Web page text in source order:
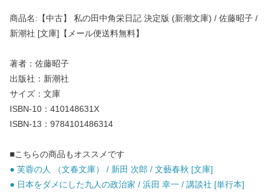
商品名:【中古】 私の田中角栄日記 決定版 (新潮文庫) / 佐藤昭子 /
新潮社 [文庫]【メール便送料無料】
著者：佐藤昭子
出版社：新潮社
サイズ：文庫
ISBN-10：410148631X
ISBN-13：9784101486314
■こちらの商品もオススメです
● 芙蓉の人 （文春文庫） / 新田 次郎 / 文藝春秋 [文庫]
● 日本をダメにした九人の政治家 / 浜田 幸一 / 講談社 [単行本]